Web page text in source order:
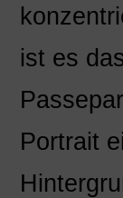
ist es
Portrait